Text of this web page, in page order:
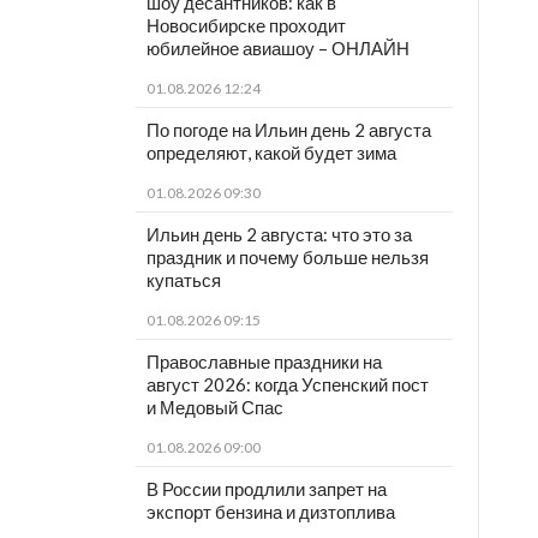
Новосибирске проходит
юбилейное авиашоу – ОНЛАЙН
01.08.2026 12:24
По погоде на Ильин день 2 августа
определяют, какой будет зима
01.08.2026 09:30
Ильин день 2 августа: что это за
праздник и почему больше нельзя
купаться
01.08.2026 09:15
Православные праздники на
август 2026: когда Успенский пост
и Медовый Спас
01.08.2026 09:00
В России продлили запрет на
экспорт бензина и дизтоплива